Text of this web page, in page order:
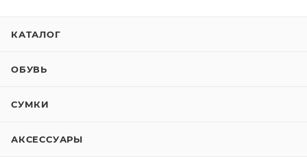
КАТАЛОГ
ОБУВЬ
СУМКИ
АКСЕССУАРЫ